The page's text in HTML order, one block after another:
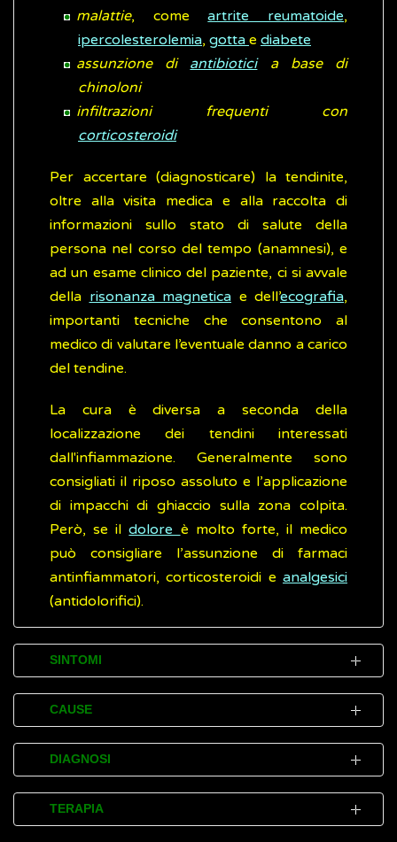
malattie, comeartrite reumatoide,
ipercolesterolemia, gotta e diabete
assunzione di antibioticia base di
chinoloni
infiltrazioni frequenti con
corticosteroidi
Per accertare (diagnosticare) la tendinite,
oltre alla visita medica e alla raccolta di
informazioni sullo stato di salute della
persona nel corso del tempo (anamnesi), e
ad un esame clinico del paziente, ci si avvale
della risonanza magnetica e dell’ecografia,
importanti tecniche che consentono al
medico di valutare l’eventuale danno a carico
del tendine.
La cura è diversa a seconda della
localizzazione dei tendini interessati
dall'infiammazione. Generalmente sono
consigliati il riposo assoluto e l’applicazione
di impacchi di ghiaccio sulla zona colpita.
Però, se ildolore è molto forte, il medico
può consigliare l’assunzione di farmaci
antinfiammatori, corticosteroidi e analgesici
(antidolorifici).
SINTOMI
I principali disturbi (sintomi) causati dalla
tendinite sono:
gonfiori,
processo
diminuzione nella forza dei muscoli
CAUSE
La tendinite normalmente è causata da
continue ed eccessive sollecitazioni dei
tendini che, a lungo andare, possono
provocare danni e lesioni alle fibre che li
DIAGNOSI
Come avviene per tutte le malattie, riuscire
ad accertare (diagnosticare) la tendinite
TERAPIA